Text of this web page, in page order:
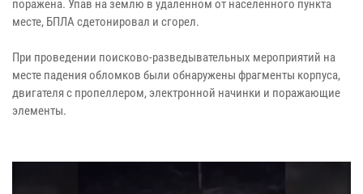
поражена. Упав на землю в удаленном от населенного пункта
месте, БПЛА сдетонировал и сгорел.
При проведении поисково-разведывательных мероприятий на
месте падения обломков были обнаружены фрагменты корпуса,
двигателя с пропеллером, электронной начинки и поражающие
элементы.